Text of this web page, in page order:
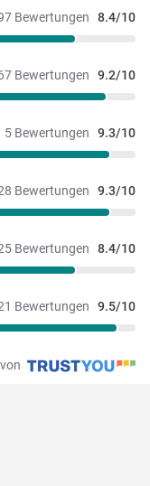
Bewertungen 8.4/10
Bewertungen 9.2/10
5 Bewertungen 9.3/10
Bewertungen 9.3/10
Bewertungen 8.4/10
Bewertungen 9.5/10